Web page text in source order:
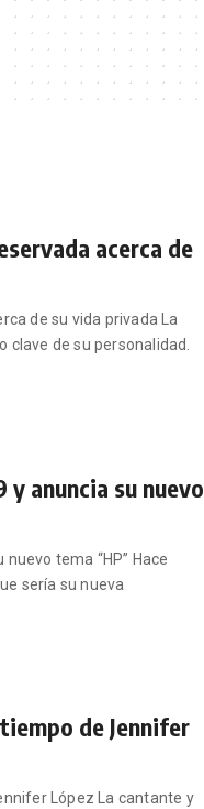
acerca de
de su vida privada La
de su personalidad.
y anuncia su nuevo
tema “HP” Hace
sería su nueva
de Jennifer
López La cantante y